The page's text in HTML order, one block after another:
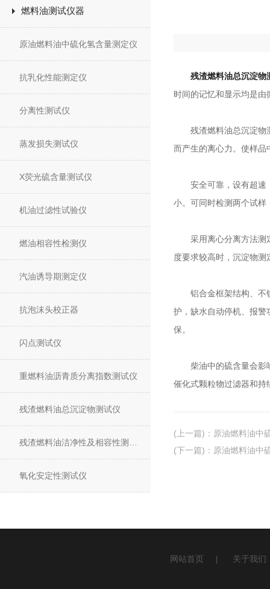
燃料油测试仪器
原油燃料油中硫化氢含量测定仪
抗乳化性能测定仪
分离性测试仪
蒸发损失测试仪
X荧光硫含量测试仪
机油过滤性试验仪
燃油相容性检测仪
汽油诱导期测定仪
抗泡沫头校正器
闪点测试仪
重燃料油沥青质分离指数测试仪
残渣燃料油总沉淀物测试仪
氧化安定性测试仪
残渣燃料油总沉淀物
时间的记忆和显示均是
残渣燃料油总沉淀物测
而产生的离心力。使样
安全可靠，设有超速，
小。可同时检测两个试
采用离心分离方法测定
度要求较高时，沉淀物
铝合金框架结构、不锈
护，缺水自动停机、报
保。
柴油中的硫含量会影响
催化式颗粒物过滤器和
(上一篇) ： 原油燃料油中
(下一篇) ： 原油燃料油中
网站首页 | 关于我们